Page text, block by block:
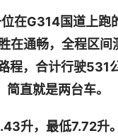
在G314国道上跑
在通畅，全程区间
程，合计行驶531
直就是两台车。
升，最低7.72升。